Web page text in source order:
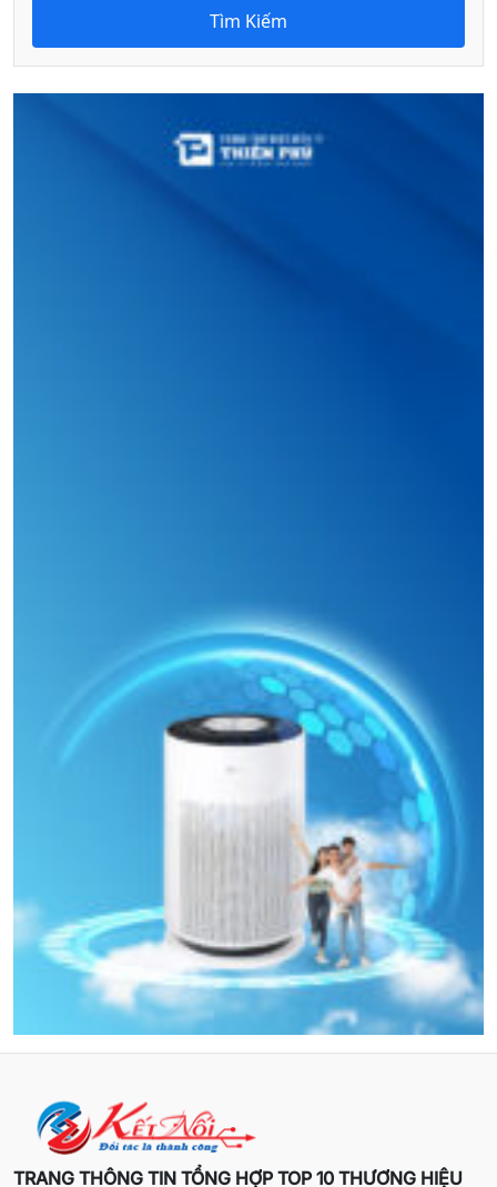
Tìm Kiếm
TRANG THÔNG TIN TỔNG HỢP TOP 10 THƯƠNG HIỆU